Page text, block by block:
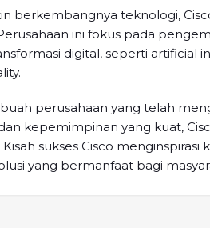
berkembangnya teknologi,
ini fokus pada
digital, seperti artificial
perusahaan yang telah
kepemimpinan yang kuat,
sukses Cisco menginspirasi
yang bermanfaat bagi